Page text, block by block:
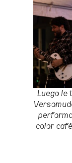
Luego le
color